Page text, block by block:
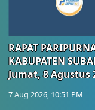
RAPAT
KABUPATEN
Jumat, 8 Agustus
7 Aug 2026, 10:51 PM